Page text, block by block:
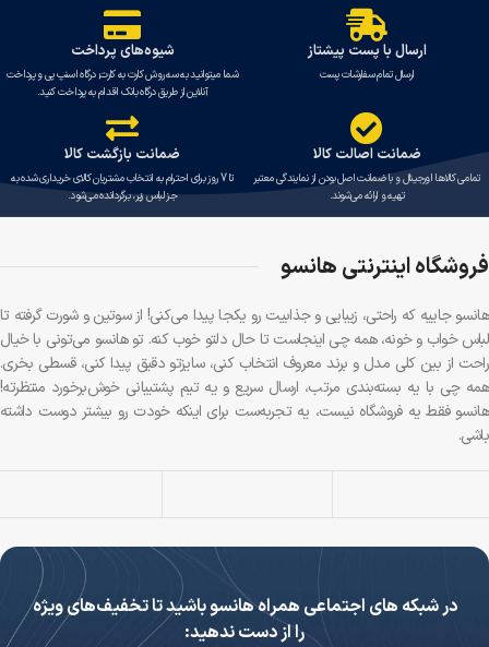
ارسال با پست پیشتاز
ارسال تمام سفارشات پست
شیوه‌های پرداخت
شما میتوانید به سه روش کارت به کارت, درگاه اسنپ پی و پرداخت
آنلاین از طریق درگاه بانک اقدام به پرداخت کنید.
ضمانت اصالت کالا
تمامی کالاها اورجینال و با ضمانت اصل بودن از نمایندگی معتبر
تهیه و ارائه می‌شوند.
ضمانت بازگشت کالا
تا 7 روز برای احترام به انتخاب مشتریان کالای خریداری شده به
جز لباس زیر، برگردانده می‌شود.
فروشگاه اینترنتی هانسو
هانسو جاییه که راحتی، زیبایی و جذابیت رو یکجا پیدا می‌کنی! از سوتین و شورت گرفته تا
لباس خواب و خونه، همه چی اینجاست تا حال دلتو خوب کنه. تو هانسو می‌تونی با خیال
راحت از بین کلی مدل و برند معروف انتخاب کنی، سایزتو دقیق پیدا کنی، قسطی بخری.
همه چی با یه بسته‌بندی مرتب، ارسال سریع و یه تیم پشتیبانی خوش‌برخورد منتظرته!
هانسو فقط یه فروشگاه نیست، یه تجربه‌ست برای اینکه خودت رو بیشتر دوست داشته
باشی.
در شبکه های اجتماعی همراه هانسو باشید تا تخفیف‌های ویژه
را از دست ندهید: